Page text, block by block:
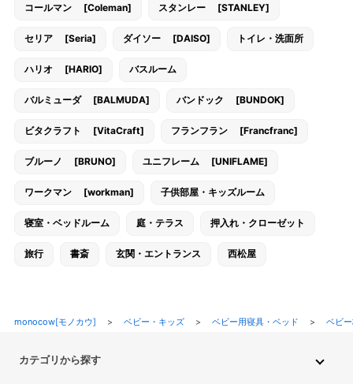
コールマン [Coleman] スタンレー [STANLEY]
セリア [Seria] ダイソー [DAISO] トイレ・洗面所
ハリオ [HARIO] バスルーム
バルミューダ [BALMUDA] バンドック [BUNDOK]
ビタクラフト [VitaCraft] フランフラン [Francfranc]
ブルーノ [BRUNO] ユニフレーム [UNIFLAME]
ワークマン [workman] 子供部屋・キッズルーム
寝室・ベッドルーム 庭・テラス 押入れ・クローゼット
旅行 書斎 玄関・エントランス 西松屋
monocow[モノカウ] > ベビー・キッズ> ベビー用寝具・ベッド > ベビ
カテゴリから探す